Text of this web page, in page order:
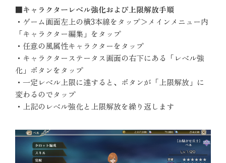
■キャラクターレベル強化および上限解放手順
・ゲーム画面左上の横3本線をタップ＞メインメニュー内
「キャラクター編集」をタップ
・任意の風属性キャラクターをタップ
・キャラクターステータス画面の右下にある「レベル強
化」ボタンをタップ
・一定レベル上限に達すると、ボタンが「上限解放」に
変わるのでタップ
・上記のレベル強化と上限解放を繰り返します